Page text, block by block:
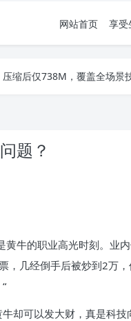
网站首页 享受
缩后仅738M，覆盖全场景
个展园即将亮相！
个展园即将亮相！
题？
牛的职业高光时刻。业
，几经倒手后被炒到2万
却可以发大财，真是科技